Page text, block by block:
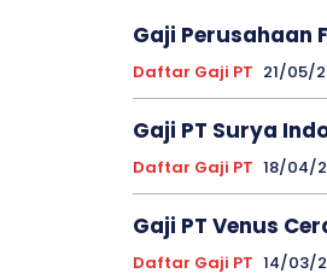
Gaji Perusahaan
Daftar Gaji PT 21/05/
Gaji PT Surya
Daftar Gaji PT 18/04/
Gaji PT Venus
Daftar Gaji PT 14/03/